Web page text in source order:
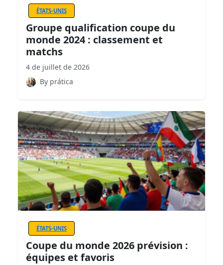
ÉTATS-UNIS
Groupe qualification coupe du
monde 2024 : classement et
matchs
4 de juillet de 2026
By prática
ÉTATS-UNIS
Coupe du monde 2026 prévision :
équipes et favoris